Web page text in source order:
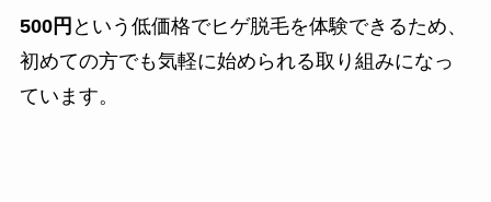
500円 という低価格でヒゲ脱毛を体験できるため、
初めての方でも気軽に始められる取り組みになっ
ています。